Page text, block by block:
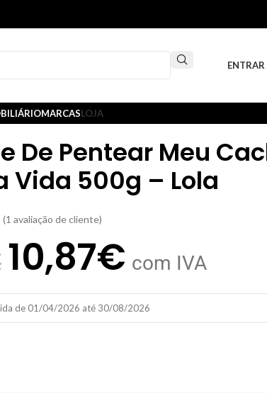
MARCASLOJA
De Pentear Meu
Vida 500g – Lola
(1 avaliação de cliente)
10,87€ com IVA
de 01/04/2026 até 30/08/2026